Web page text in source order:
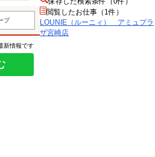
プ
新情報です
閲覧したお仕事（1件）
LOUNIE（ルーニィ） アミュプラ
ザ宮崎店